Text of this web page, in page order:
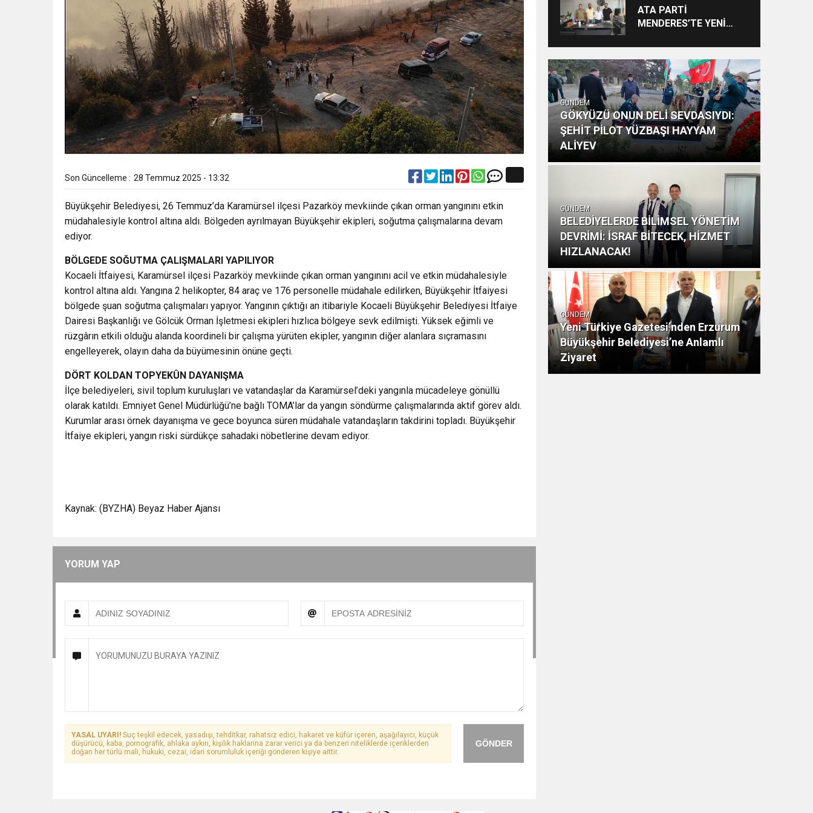
Son Güncelleme : 28 Temmuz 2025 - 13:32
Büyükşehir Belediyesi, 26 Temmuz’da Karamürsel ilçesi Pazarköy mevkiinde çıkan orman yangınını etkin
müdahalesiyle kontrol altına aldı. Bölgeden ayrılmayan Büyükşehir ekipleri, soğutma çalışmalarına devam
ediyor.
BÖLGEDE SOĞUTMA ÇALIŞMALARI YAPILIYOR
Kocaeli İtfaiyesi, Karamürsel ilçesi Pazarköy mevkiinde çıkan orman yangınını acil ve etkin müdahalesiyle
kontrol altına aldı. Yangına 2 helikopter, 84 araç ve 176 personelle müdahale edilirken, Büyükşehir İtfaiyesi
bölgede şuan soğutma çalışmaları yapıyor. Yangının çıktığı an itibariyle Kocaeli Büyükşehir Belediyesi İtfaiye
Dairesi Başkanlığı ve Gölcük Orman İşletmesi ekipleri hızlıca bölgeye sevk edilmişti. Yüksek eğimli ve
rüzgârın etkili olduğu alanda koordineli bir çalışma yürüten ekipler, yangının diğer alanlara sıçramasını
engelleyerek, olayın daha da büyümesinin önüne geçti.
DÖRT KOLDAN TOPYEKÛN DAYANIŞMA
İlçe belediyeleri, sivil toplum kuruluşları ve vatandaşlar da Karamürsel’deki yangınla mücadeleye gönüllü
olarak katıldı. Emniyet Genel Müdürlüğü’ne bağlı TOMA’lar da yangın söndürme çalışmalarında aktif görev aldı.
Kurumlar arası örnek dayanışma ve gece boyunca süren müdahale vatandaşların takdirini topladı. Büyükşehir
İtfaiye ekipleri, yangın riski sürdükçe sahadaki nöbetlerine devam ediyor.
Kaynak: (BYZHA) Beyaz Haber Ajansı
YORUM YAP
GÖNDER
YASAL UYARI! Suç teşkil edecek, yasadışı, tehditkar, rahatsız edici, hakaret ve küfür içeren, aşağılayıcı, küçük
düşürücü, kaba, pornografik, ahlaka aykırı, kişilik haklarına zarar verici ya da benzeri niteliklerde içeriklerden
doğan her türlü mali, hukuki, cezai, idari sorumluluk içeriği gönderen kişiye aittir.
Kişinin Lafa Bakılmaz”
ATA PARTİ
MENDERES’TE YENİ
BAŞLADI
GÜNDEM
GÖKYÜZÜ ONUN DELİ SEVDASIYDI:
ŞEHİT PİLOT YÜZBAŞI HAYYAM
ALİYEV
GÜNDEM
BELEDİYELERDE BİLİMSEL YÖNETİM
DEVRİMİ: İSRAF BİTECEK, HİZMET
HIZLANACAK!
GÜNDEM
Yeni Türkiye Gazetesi’nden Erzurum
Büyükşehir Belediyesi’ne Anlamlı
Ziyaret